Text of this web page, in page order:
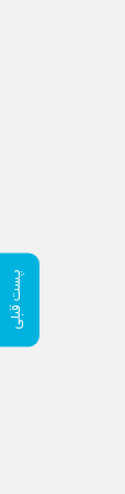
پست قبلی